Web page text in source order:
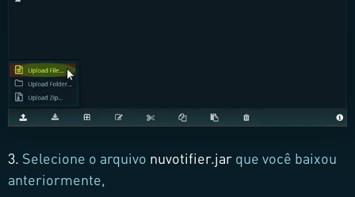
3. Selecione o arquivo nuvotifier.jar que você baixou
anteriormente,